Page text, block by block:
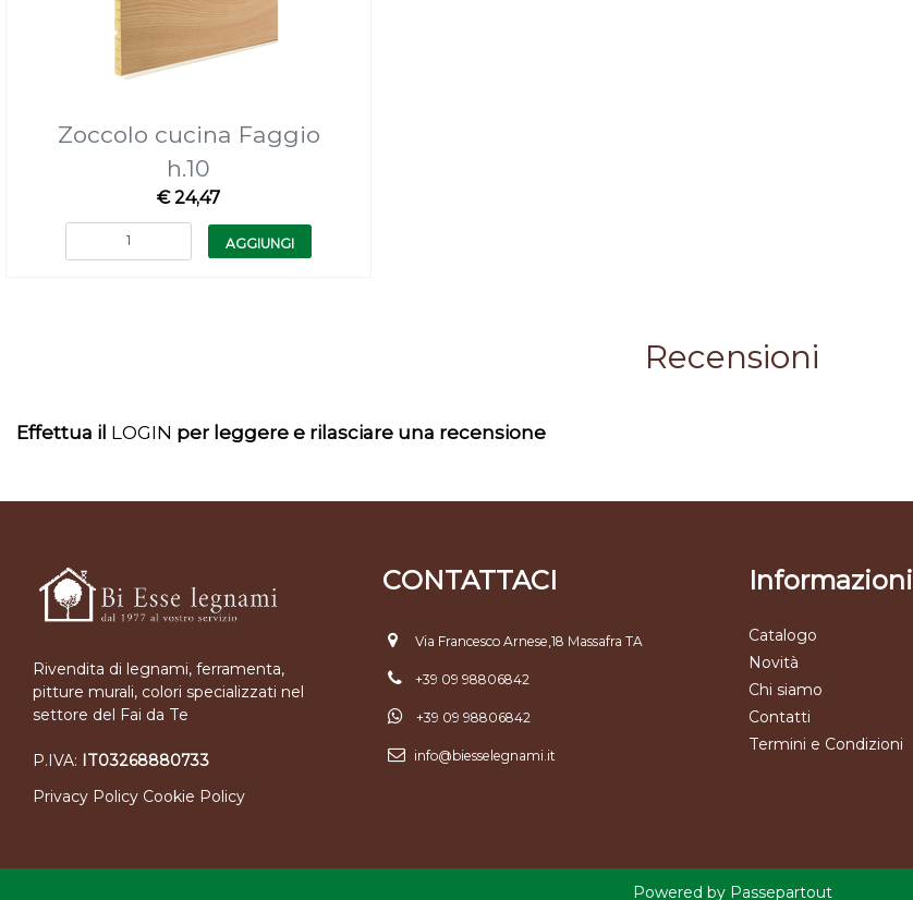
Zoccolo cucina Faggio
h.10
€ 24,47
Quantità
AGGIUNGI
Recensioni
Effettua il LOGIN per leggere e rilasciare una recensione
Rivendita di legnami, ferramenta,
pitture murali, colori specializzati nel
settore del Fai da Te
P.IVA: IT03268880733
Privacy Policy Cookie Policy
CONTATTACI
Via Francesco Arnese,18 Massafra TA
+39 09 98806842
+39 09 98806842
info@biesselegnami.it
Informazioni
Catalogo
Novità
Chi siamo
Contatti
Termini e Condizioni
Powered by Passepartout